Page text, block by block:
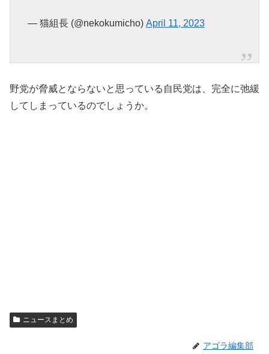
— 猫組長 (@nekokumicho) April 11, 2023
野党が脅威とならないと思っている自民党は、完全に弛緩
してしまっているのでしょうか。
ニュースまとめ
アゴラ編集部